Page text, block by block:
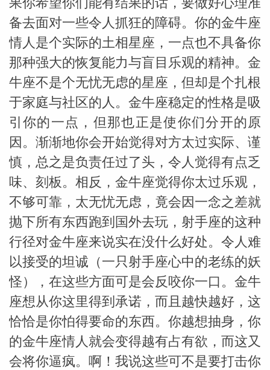
网_苏珊
米勒
备去面对一些令人抓狂的障碍。你的金牛座
情人是个实际的土相星座，一点也不具备你
那种强大的恢复能力与盲目乐观的精神。金
牛座不是个无忧无虑的星座，但却是个扎根
于家庭与社区的人。金牛座稳定的性格是吸
引你的一点，但那也正是使你们分开的原
因。渐渐地你会开始觉得对方太过实际、谨
慎，总之是负责任过了头，令人觉得有点乏
味、刻板。相反，金牛座觉得你太过乐观，
不够可靠，太无忧无虑，竟会因一念之差就
抛下所有东西跑到国外去玩，射手座的这种
行径对金牛座来说实在没什么好处。令人难
以接受的坦诚（一只射手座心中的老练的妖
怪），在这些方面可是会反咬你一口。金牛
座想从你这里得到承诺，而且越快越好，这
恰恰是你怕得要命的东西。你越想抽身，你
的金牛座情人就会变得越有占有欲，而这又
会将你逼疯。啊！我说这些可不是要打击你